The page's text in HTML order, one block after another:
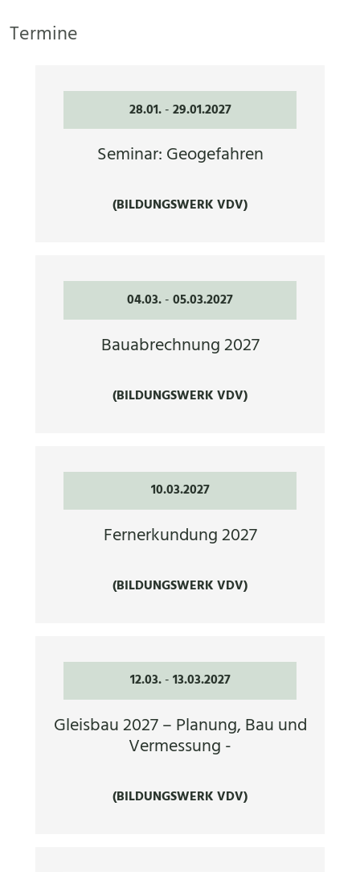
Termine
28.01. -29.01.2027
Seminar: Geogefahren
(BILDUNGSWERK VDV)
04.03.-05.03.2027
Bauabrechnung 2027
(BILDUNGSWERK VDV)
10.03.2027
Fernerkundung 2027
(BILDUNGSWERK VDV)
12.03. -13.03.2027
Gleisbau 2027 – Planung, Bau und
Vermessung -
(BILDUNGSWERK VDV)